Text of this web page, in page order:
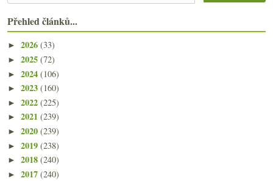
Přehled článků...
► 2026 (33)
► 2025 (72)
► 2024 (106)
► 2023 (160)
► 2022 (225)
► 2021 (239)
► 2020 (239)
► 2019 (238)
► 2018 (240)
► 2017 (240)